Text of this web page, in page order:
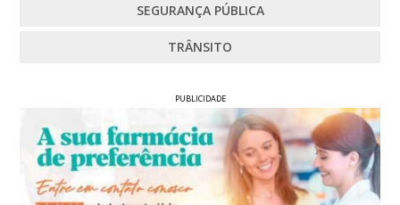
SEGURANÇA PÚBLICA
TRÂNSITO
PUBLICIDADE